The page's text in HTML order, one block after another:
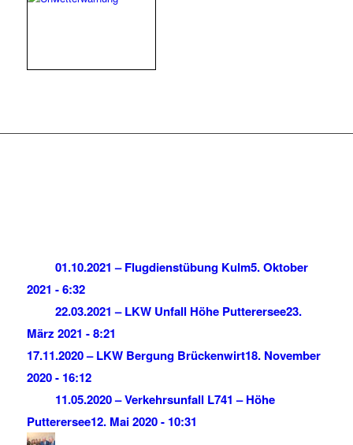
01.10.2021 – Flugdienstübung Kulm5. Oktober
2021 - 6:32
22.03.2021 – LKW Unfall Höhe Putterersee23.
März 2021 - 8:21
17.11.2020 – LKW Bergung Brückenwirt18. November
2020 - 16:12
11.05.2020 – Verkehrsunfall L741 – Höhe
Putterersee12. Mai 2020 - 10:31